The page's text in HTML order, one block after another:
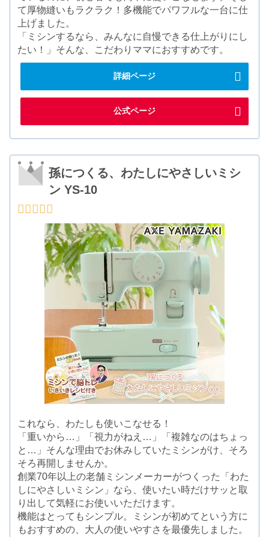
て厚物縫いもラクラク！多機能でパワフルな一台に仕
上げました。
「ミシンするなら、みんなに自慢できる仕上がりにし
たい！」そんな、こだわりママにおすすめです。
詳細ページ
公式ページ
孫につくる、わたしにやさしいミシ
ン YS-10
これなら、わたしも使いこなせる！
「重いから…」「視力がねえ…」「複雑なのはちょっ
と…」そんな理由でお休みしていたミシンがけ、そろ
そろ再開しませんか。
創業70年以上の老舗ミシンメーカーがつくった「わた
しにやさしいミシン」なら、使いたい時だけサッと取
り出して気軽にお使いいただけます。
機能はとってもシンプル。ミシンが初めてという方に
もおすすめの、大人の使いやすさを最優先しました。